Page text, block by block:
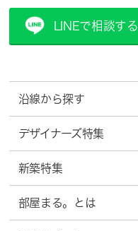
LINEで相談する
沿線から探す
デザイナーズ特集
新築特集
部屋まる。とは